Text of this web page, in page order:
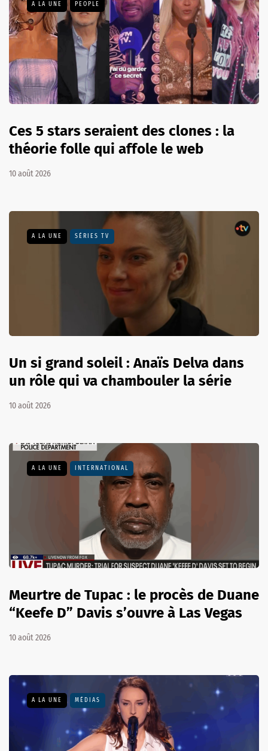
A LA UNE PEOPLE
Ces 5 stars seraient des clones : la
théorie folle qui affole le web
10 août 2026
A LA UNE SÉRIES TV
Un si grand soleil : Anaïs Delva dans
un rôle qui va chambouler la série
10 août 2026
A LA UNE INTERNATIONAL
Meurtre de Tupac : le procès de Duane
“Keefe D” Davis s’ouvre à Las Vegas
10 août 2026
A LA UNE MÉDIAS